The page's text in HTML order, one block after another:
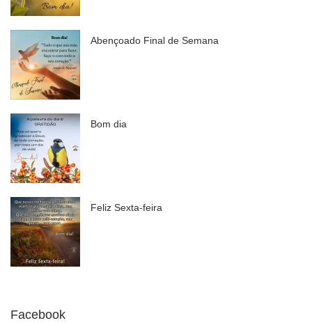
Abençoado Final de Semana
Bom dia
Feliz Sexta-feira
Facebook